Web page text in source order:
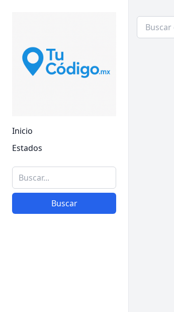
Inicio
Estados
Buscar